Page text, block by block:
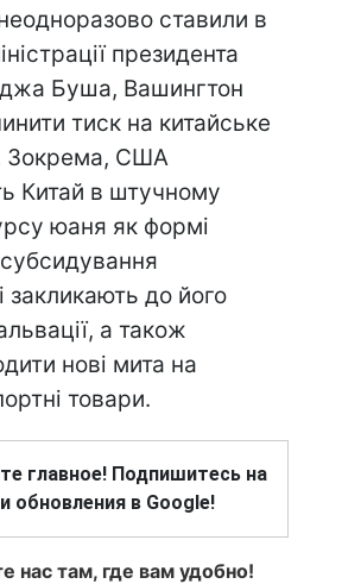
ставили в
президента
Буша, Вашингтон
тиск на китайське
Зокрема, США
Китай в штучному
юаня як формі
закликають до його
а також
нові мита на
товари.
главное! Подпишитесь на
обновления в Google!
нас там, где вам удобно!